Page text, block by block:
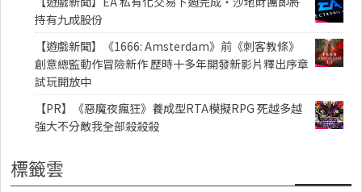
持有九成股份
【遊戲新聞】《1666: Amsterdam》前《刺客教條》
創意總監動作冒險新作 歷時十多年開發新影片釋出序章
試玩開放中
【PR】《惡魔夜瘋狂》養成型RTA模擬RPG 死越多越
強大不分敵我全部殺殺殺
標籤雲